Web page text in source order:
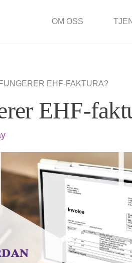
OM OSS
EHF-FAKTURA?
EHF-